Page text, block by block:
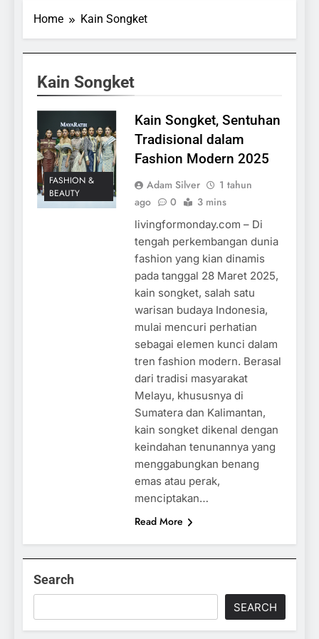
Home Kain Songket
Kain Songket
FASHION &
BEAUTY
Kain Songket, Sentuhan
Tradisional dalam
Fashion Modern 2025
Adam Silver
1 tahun
ago
0 3 mins
livingformonday.com – Di
tengah perkembangan dunia
fashion yang kian dinamis
pada tanggal 28 Maret 2025,
kain songket, salah satu
warisan budaya Indonesia,
mulai mencuri perhatian
sebagai elemen kunci dalam
tren fashion modern. Berasal
dari tradisi masyarakat
Melayu, khususnya di
Sumatera dan Kalimantan,
kain songket dikenal dengan
keindahan tenunannya yang
menggabungkan benang
emas atau perak,
menciptakan…
Read More
Search
SEARCH